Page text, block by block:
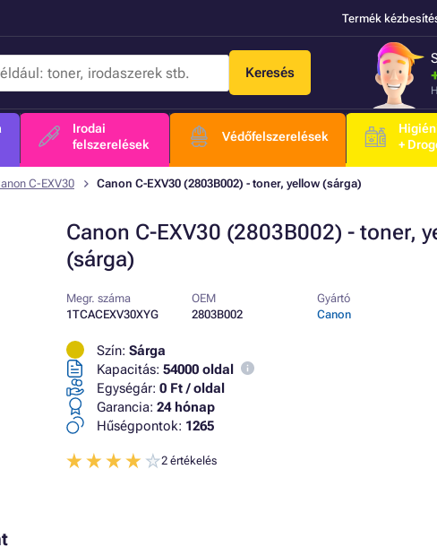
Termék
Keresés
Irodai
felszerelések
Védőfelszerelések
+
C-EXV30 Canon C-EXV30 (2803B002) - toner, yellow (sárga)
Canon C-EXV30 (2803B002) - toner,
(sárga)
Megr. száma
1TCACEXV30XYG
OEM
2803B002
Gyártó
Canon
Szín: Sárga
Kapacitás: 54000 oldal
Egységár: 0 Ft / oldal
Garancia: 24 hónap
Hűségpontok: 1265
2 értékelés